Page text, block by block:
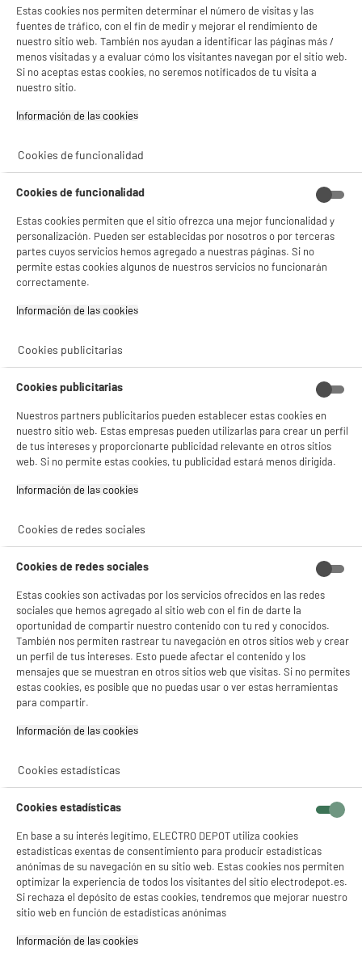
★★★★★
★★★★★
4.1/5(22 )
Pendiente máxima % (cm) : 40
494€94
Pago aplazos
★★★★★
★★★★★
compare_product
Robot de piscina NEOLIUM Y10
Tipo de piscina ideal : En superficie
Tamaño (m²) : 100 m²
Zonas de limpieza : Fondo
89€54
ELECTROCHOLLOS
★★★★★
★★★★★
4.3/5(20)
compare_product
Barbacoa Eléctrica Portátil VALBERG Tapa con
termostato y Patas plegables 2200W ELEC-VAL-
PORT4737
Potencia / Energía : 2200 W
59€
ELECTROCHOLLOS
★★★★★
★★★★★
4.6/5(24)
compare_product
Aspiradora Escoba SANEO Recargable
Limpiafondos para Escaleras Piscina y Spa
Tipo de piscina ideal :
49
BY ELECTRODEPOT
Barbacoa de Carbón VALBERG Diseño Barril con
Gestionar cookies
✔ ACEPTAR TODAS
Estas cookies nos permiten determinar el número de visitas y las
fuentes de tráfico, con el fin de medir y mejorar el rendimiento de
nuestro sitio web. También nos ayudan a identificar las páginas más /
menos visitadas y a evaluar cómo los visitantes navegan por el sitio web.
Si no aceptas estas cookies, no seremos notificados de tu visita a
nuestro sitio.
Información de las cookies‎
Cookies de funcionalidad
Cookies de funcionalidad
Estas cookies permiten que el sitio ofrezca una mejor funcionalidad y
personalización. Pueden ser establecidas por nosotros o por terceras
partes cuyos servicios hemos agregado a nuestras páginas. Si no
permite estas cookies algunos de nuestros servicios no funcionarán
correctamente.
Información de las cookies‎
Cookies publicitarias
Cookies publicitarias
Nuestros partners publicitarios pueden establecer estas cookies en
nuestro sitio web. Estas empresas pueden utilizarlas para crear un perfil
de tus intereses y proporcionarte publicidad relevante en otros sitios
web. Si no permite estas cookies, tu publicidad estará menos dirigida.
Información de las cookies‎
Cookies de redes sociales
Cookies de redes sociales
Estas cookies son activadas por los servicios ofrecidos en las redes
sociales que hemos agregado al sitio web con el fin de darte la
oportunidad de compartir nuestro contenido con tu red y conocidos.
También nos permiten rastrear tu navegación en otros sitios web y crear
un perfil de tus intereses. Esto puede afectar el contenido y los
mensajes que se muestran en otros sitios web que visitas. Si no permites
estas cookies, es posible que no puedas usar o ver estas herramientas
para compartir.
Información de las cookies‎
Cookies estadísticas
Cookies estadísticas
En base a su interés legítimo, ELECTRO DEPOT utiliza cookies
estadísticas exentas de consentimiento para producir estadísticas
anónimas de su navegación en su sitio web. Estas cookies nos permiten
optimizar la experiencia de todos los visitantes del sitio electrodepot.es.
Si rechaza el depósito de estas cookies, tendremos que mejorar nuestro
sitio web en función de estadísticas anónimas
Información de las cookies‎